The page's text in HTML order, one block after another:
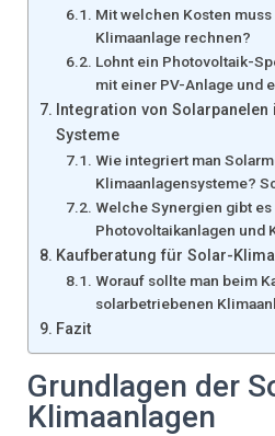
Mit welchen Kosten
Klimaanlage rechnen?
Lohnt ein Photovoltaik-
mit einer PV-Anlage und
Integration von Solarpanelen
Systeme
Wie integriert man
Klimaanlagensysteme?
Welche Synergien gibt
Photovoltaikanlagen und
Kaufberatung für Solar-
Worauf sollte man beim
solarbetriebenen
Fazit
Grundlagen der
Klimaanlagen